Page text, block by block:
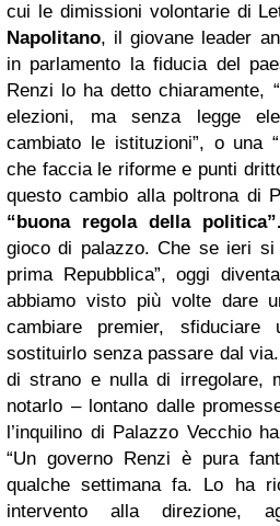
cui le dimissioni volontarie di
Napolitano, il giovane leader
in parlamento la fiducia del
Renzi lo ha detto chiaramente,
elezioni, ma senza legge
cambiato le istituzioni”, o una
che faccia le riforme e punti
questo cambio alla poltrona di
“buona regola della politica”.
gioco di palazzo. Che se ieri si
prima Repubblica”, oggi
abbiamo visto più volte dare
cambiare premier,
sostituirlo senza passare dal
di strano e nulla di irregolare,
notarlo – lontano dalle
l’inquilino di Palazzo Vecchio
“Un governo Renzi è pura
qualche settimana fa. Lo ha
intervento alla direzione,